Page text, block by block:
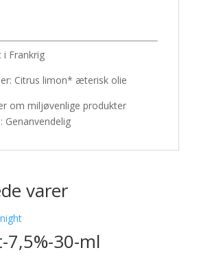
i Frankrig
Citrus limon* æterisk olie
om miljøvenlige produkter
Genanvendelig
varer
7,5%-30-ml